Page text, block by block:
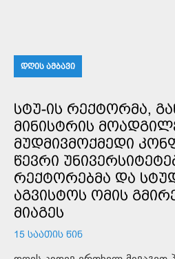
ᲓᲦᲘᲡ ᲐᲛᲑᲐᲕᲘ
ᲡᲢᲣ-ᲘᲡ ᲠᲔᲥᲢᲝᲠᲛᲐ,
ᲛᲘᲜᲘᲡᲢᲠᲘᲡ
ᲛᲣᲓᲛᲘᲕᲛᲝᲥᲛᲔᲓᲘ
ᲬᲔᲕᲠᲘ
ᲠᲔᲥᲢᲝᲠᲔᲑᲛᲐ ᲓᲐ
ᲐᲒᲕᲘᲡᲢᲝᲡ ᲝᲛᲘᲡ
ᲛᲘᲐᲒᲔᲡ
15 ᲡᲐᲐᲗᲘᲡ ᲬᲘᲜ